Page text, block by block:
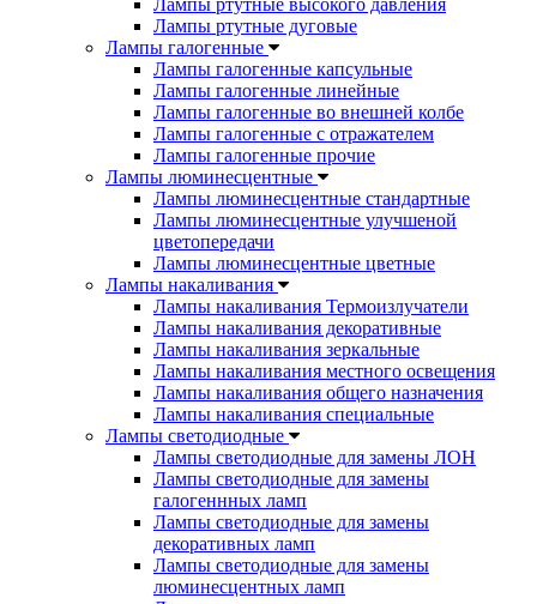
Лампы ртутные высокого давления
Лампы ртутные дуговые
Лампы галогенные
Лампы галогенные капсульные
Лампы галогенные линейные
Лампы галогенные во внешней колбе
Лампы галогенные с отражателем
Лампы галогенные прочие
Лампы люминесцентные
Лампы люминесцентные стандартные
Лампы люминесцентные улучшеной
цветопередачи
Лампы люминесцентные цветные
Лампы накаливания
Лампы накаливания Термоизлучатели
Лампы накаливания декоративные
Лампы накаливания зеркальные
Лампы накаливания местного освещения
Лампы накаливания общего назначения
Лампы накаливания специальные
Лампы светодиодные
Лампы светодиодные для замены ЛОН
Лампы светодиодные для замены
галогеннных ламп
Лампы светодиодные для замены
декоративных ламп
Лампы светодиодные для замены
люминесцентных ламп